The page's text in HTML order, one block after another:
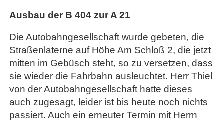
Ausbau der B 404 zur A 21
Die Autobahngesellschaft wurde gebeten, die
Straßenlaterne auf Höhe Am Schloß 2, die jetzt
mitten im Gebüsch steht, so zu versetzen, dass
sie wieder die Fahrbahn ausleuchtet. Herr Thiel
von der Autobahngesellschaft hatte dieses
auch zugesagt, leider ist bis heute noch nichts
passiert. Auch ein erneuter Termin mit Herrn